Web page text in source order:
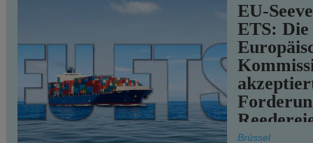
EU-
ETS: Die
teilweise.
Brüssel